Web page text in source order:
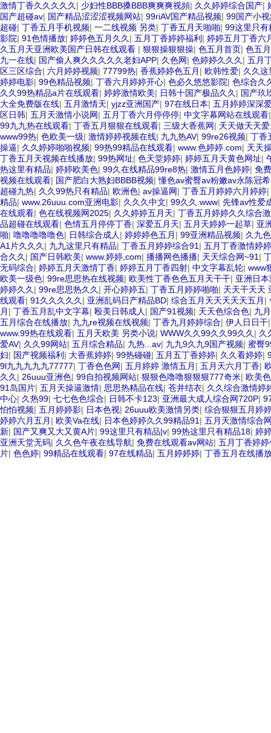
激情丁香久久久久久 | 少妇性BBB搡BBB爽爽爽视頻| 久久婷婷综合国产|
国产超碰av| 国产精品涩涩涩视频网站| 99riAV国产精品视频| 99国产小
超碰| 丁香五月手机视频| 一二线视频 另类| 丁香五月天啪啪| 99这里只有
影院| 91色情播放| 婷婷色五月久久 | 五月丁香婷婷福利 | 婷婷五月丁香六
久五月天亚洲欧美国产日韩在线观看 | 狠狠操狠狠操| 色五月首页| 色五
九一在线| 国产偷人爽久久久久久老妇APP| 久色网| 色婷婷久久久 | 五月
区三区综合| 六月婷婷视频| 77799热| 香蕉婷婷色五月 | 欧韩性爱| 久久这
婷婷电影| 99色精品视频| 丁香六月婷婷开心| 色必久悠悠影院| 色综合久
久久99热精品a片在线观看| 婷婷激情欧美| 日韩十国产极品久久 | 国产玖
大全免费版在线| 五月激情天| yjzz亚洲国产| 97在线日本| 五月婷婷深深
区日韩| 五月天激情小说网| 五月丁香六月停停停| 中文字幕网站在线观看
99九九热在线观看| 丁香五月狠狠在线观看| 三级大香蕉网| 天天做天天
www99热| 色欧美一级| 激情婷婷视频在线| 九九热AV| 99re26视频| 丁香
操逼| 久久婷婷啪啪视频| 99热99精品在线观看| www.色婷婷.com| 天天
丁香五月天视频在线播放| 99热网址| 色天堂婷婷| 婷婷五月天黄色网址|
热这里有精品| 婷婷欧美色| 99久在线精品99re8热| 激情五月色婷婷| 免
视频在线观看| 国产肥白大熟妇BBBB视频|懂色av蜜臀av粉嫩av永陈冠希
超碰九热| 久久99热只有精品| 欧洲色| av操逼网| 丁香五月婷婷六月婷婷|
精品| www.26uuu.com亚洲电影| 久久久中文| 99久久.www| 先锋av性爱
在线观看| 色在线视频网2025| 久久婷婷五月天| 丁香五月婷婷久久综合
品超碰在线观看| 色情五月停停丁香| 深爱五月天| 五月天婷婷一起草| 亚
啪| 噜噜噜噜噜色| 日韩综合成人 | 婷婷婷色五月 | 99亚洲精品视频| 久九色
A1片久久久 | 九九这里只有精品| 丁香五月婷婷综合91 | 五月丁香激情婷婷
合久久 | 国产日韩欧美| www.婷婷,com| 播播网色播播| 天天综合网~91 |
无码综合| 婷婷五月天激情丁香| 婷婷五月丁香四射| 中文字幕乱轮| www
欧美一级色| 99re思思热在线视频| 欧美性丁香色色五月天干干| 亚洲日
婷婷久久 | 99re思思热久久 | 开心婷婷五| 丁香五月婷婷啪啪| 天天干天天
线观看| 91久久久久久 | 亚洲乱码日产精品BD| 综合五月天天天天天五月 |
月 | 丁香五月乱中文字幕| 殴美日韩成人 | 国产91视频| 天天色综合色| 九
五月综合在线播放| 九九re视频在线视频| 丁香九月婷婷综合| 伊人日日干
www.99热在线观看| 五月天欧美 另类小说| WWW久久99久久99久久 | 久
爱AV| 久久99网站| 五月综合精品| 九热...av| 九九9久九9国产视频| 蜜臀
妇| 国产视频福利 | 大香蕉婷婷| 99热碰碰| 五月五丁香婷婷| 久久看婷婷|
9l九九九九九77777| 丁香色色网| 五月婷婷 激情五月 | 五月天六月丁香|
久久 | 26uuu亚洲色| 99自拍视频网站| 狠狠色噜噜狠狠狠777奇米| 欧美
91岛国片| 五月天操逼激情| 思思热精品在线| 苍井结衣| 久久综合激情婷
中心| 久热99| 七七色色综合| 日韩不卡123| 亚洲最大成人综合网720P|
怕怕视频| 五月婷婷影| 日本色视| 26uuu欧美激情另类| 综合狠狠五月婷
婷婷六月五月 | 欧美Va在线| 日本色婷婷久久99精品91 | 五月天激情综合
新| 国产又爽又大又黄A片| 99这里只有精品|v| 99热这里只有精品18| 婷
亚洲天堂无码| 久久色午夜在线导航| 免费在线观看av网站| 五月丁香婷婷
片| 色色婷| 99精品在线观看| 97在线精品| 五月婷婷婷| 丁香五月在线播